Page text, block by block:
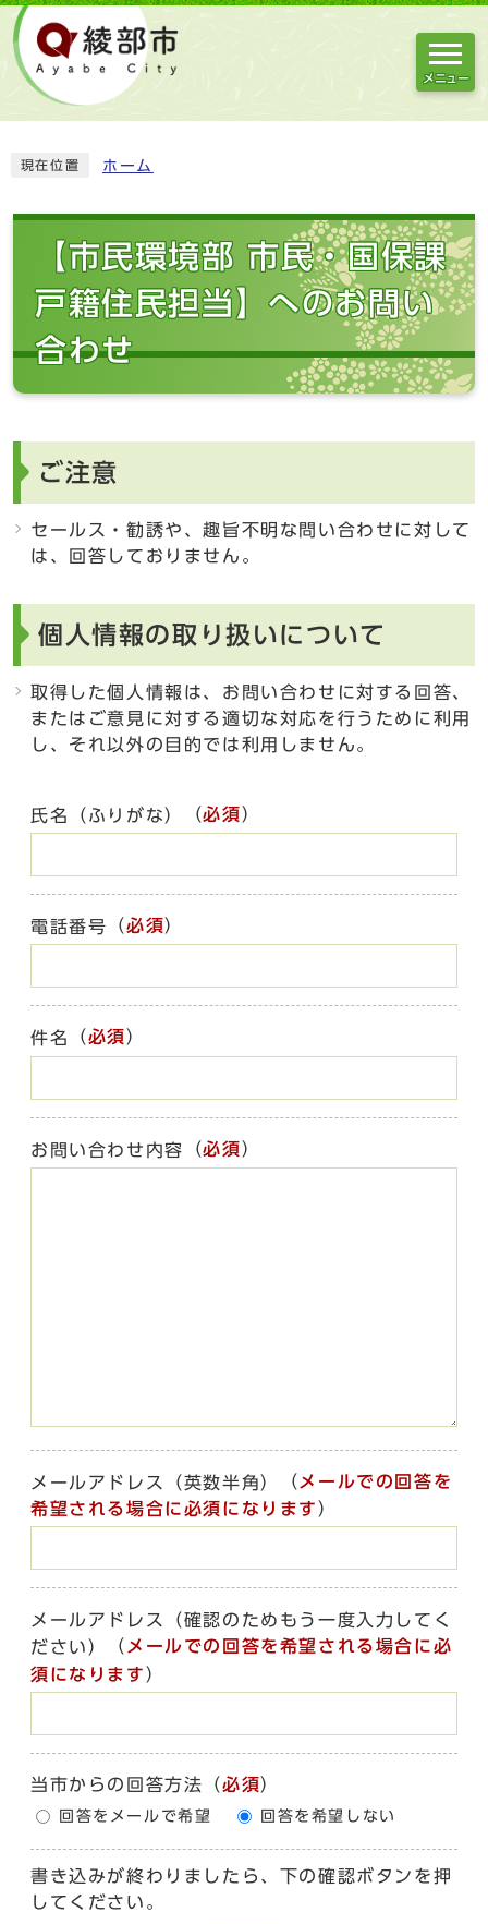
メニュー
現在位置 ホーム
【市民環境部 市民・国保課
戸籍住民担当】へのお問い
合わせ
ご注意
セールス・勧誘や、趣旨不明な問い合わせに対して
は、回答しておりません。
個人情報の取り扱いについて
取得した個人情報は、お問い合わせに対する回答、
またはご意見に対する適切な対応を行うために利用
し、それ以外の目的では利用しません。
氏名（ふりがな） （必須）
電話番号 （必須）
件名 （必須）
お問い合わせ内容 （必須）
メールアドレス（英数半角） （ メールでの回答を
希望される場合に必須になります ）
メールアドレス（確認のためもう一度入力してく
ださい）
（ メールでの回答を希望される場合に必
須になります ）
当市からの回答方法 （必須）
回答をメールで希望 回答を希望しない
書き込みが終わりましたら、下の確認ボタンを押
してください。